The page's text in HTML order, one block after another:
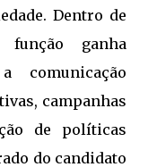
Dentro de
ganha
comunicação
campanhas
de políticas
do candidato